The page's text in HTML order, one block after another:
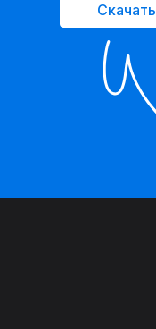
Скачать